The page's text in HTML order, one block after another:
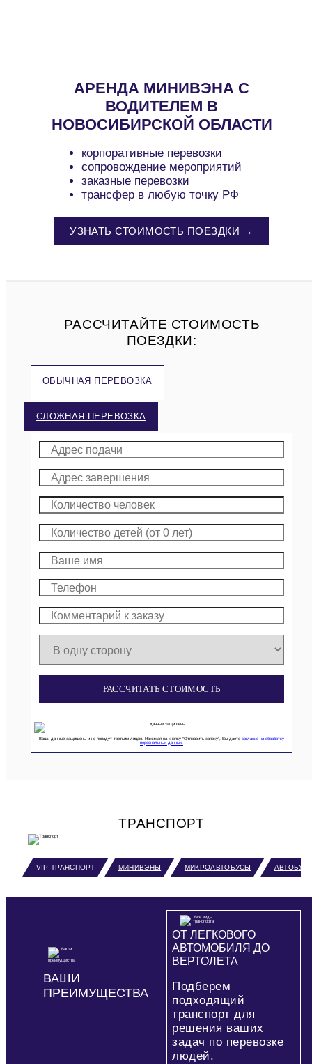
АРЕНДА МИНИВЭНА С
ВОДИТЕЛЕМ В
НОВОСИБИРСКОЙ ОБЛАСТИ
корпоративные перевозки
сопровождение мероприятий
заказные перевозки
трансфер в любую точку РФ
УЗНАТЬ СТОИМОСТЬ ПОЕЗДКИ →
РАССЧИТАЙТЕ СТОИМОСТЬ
ПОЕЗДКИ:
ОБЫЧНАЯ ПЕРЕВОЗКА
СЛОЖНАЯ ПЕРЕВОЗКА
РАССЧИТАТЬ СТОИМОСТЬ
Ваши данные защищены и не попадут третьим лицам. Нажимая на кнопку “Отправить заявку”, Вы даете согласие на обработку
персональных данных.
ТРАНСПОРТ
VIP ТРАНСПОРТ МИНИВЭНЫ МИКРОАВТОБУСЫ
ВАШИ
ПРЕИМУЩЕСТВА
ОТ ЛЕГКОВОГО
АВТОМОБИЛЯ ДО
ВЕРТОЛЕТА
Подберем
подходящий
транспорт для
решения ваших
задач по перевозке
людей.